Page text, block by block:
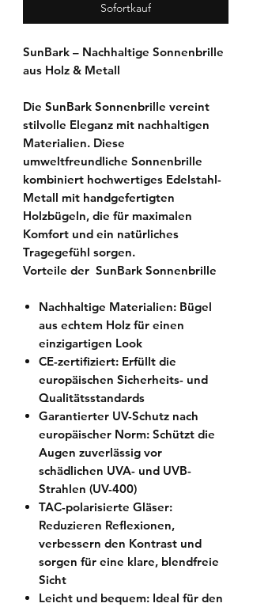
Sofortkauf
SunBark – Nachhaltige Sonnenbrille
aus Holz & Metall
Die SunBark Sonnenbrille vereint
stilvolle Eleganz mit nachhaltigen
Materialien. Diese
umweltfreundliche Sonnenbrille
kombiniert hochwertiges Edelstahl-
Metall mit handgefertigten
Holzbügeln, die für maximalen
Komfort und ein natürliches
Tragegefühl sorgen.
Vorteile der SunBark Sonnenbrille
Nachhaltige Materialien: Bügel
aus echtem Holz für einen
einzigartigen Look
CE-zertifiziert: Erfüllt die
europäischen Sicherheits- und
Qualitätsstandards
Garantierter UV-Schutz nach
europäischer Norm: Schützt die
Augen zuverlässig vor
schädlichen UVA- und UVB-
Strahlen (UV-400)
TAC-polarisierte Gläser:
Reduzieren Reflexionen,
verbessern den Kontrast und
sorgen für eine klare, blendfreie
Sicht
Leicht und bequem: Ideal für den